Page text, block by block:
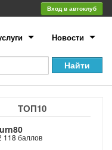
Вход в автоклуб
Новости
ТОП10
118 баллов